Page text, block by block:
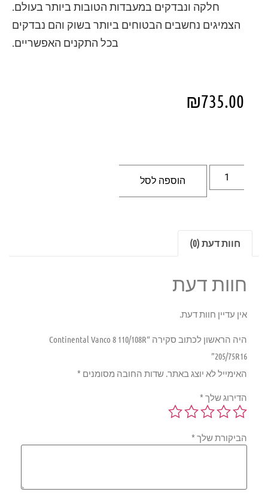
חלקה ונבדקים במעבדות הטובות ביותר בעולם.
הצמיגים נחשבים הבטוחים ביותר בשוק והם נבדקים
בכל התקנים האפשריים.
₪735.00
הוספה לסל
חוות דעת (0)
חוות דעת
אין עדיין חוות דעת.
היה הראשון לכתוב סקירה “Continental Vanco 8 110/108R
205/75R16”
האימייל לא יוצג באתר.שדות החובה מסומנים*
הדירוג שלך*
הביקורת שלך*